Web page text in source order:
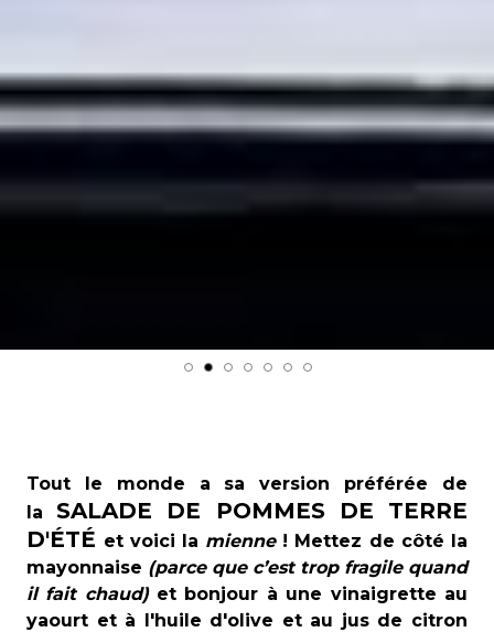
Tout le monde a sa version préférée de
la SALADE DE POMMES DE TERRE
D'ÉTÉ et voici la mienne! Mettez de côté la
mayonnaise (parce que c’est trop fragile quand
il fait chaud) et bonjour à une vinaigrette au
yaourt et à l'huile d'olive et au jus de citron